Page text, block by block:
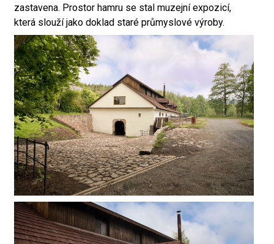
zastavena. Prostor hamru se stal muzejní expozicí,
která slouží jako doklad staré průmyslové výroby.